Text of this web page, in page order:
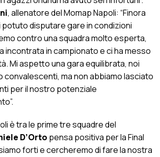
, allenatore del Momap Napoli: “Finora
potuto disputare gare in condizioni
contro una squadra molto esperta,
incontrata in campionato e ci ha messo
Mi aspetto una gara equilibrata, noi
convalescenti, ma non abbiamo lasciato
per il nostro potenziale
è tra le prime tre squadre del
D’Orto pensa positiva per la Final
forti e cercheremo di fare la nostra